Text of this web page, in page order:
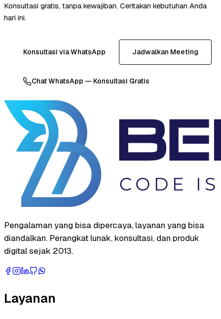
Konsultasi gratis, tanpa kewajiban. Ceritakan kebutuhan Anda
hari ini.
Konsultasi via WhatsApp Jadwalkan Meeting
Chat WhatsApp — Konsultasi Gratis
Pengalaman yang bisa dipercaya, layanan yang bisa
diandalkan. Perangkat lunak, konsultasi, dan produk
digital sejak 2013.
Layanan